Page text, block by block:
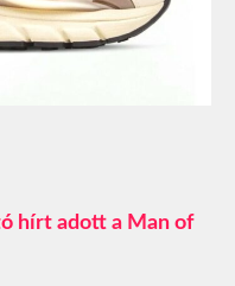
hírt adott a Man of